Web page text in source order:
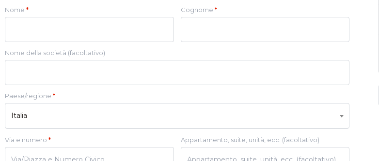
Nome * Cognome *
Nome della società (facoltativo)
Paese/regione *
Italia
Via e numero * Appartamento, suite, unità, ecc. (facoltativo)